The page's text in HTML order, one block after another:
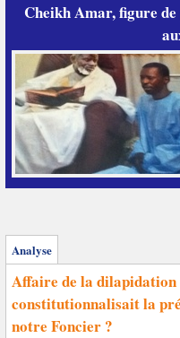
Cheikh Amar, figure
Analyse
Affaire de la
constitutionnalisait la
notre Foncier ?